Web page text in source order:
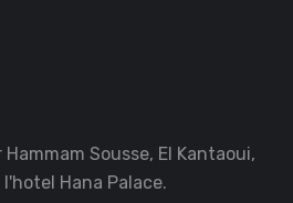
Sousse, El Kantaoui,
Hana Palace.